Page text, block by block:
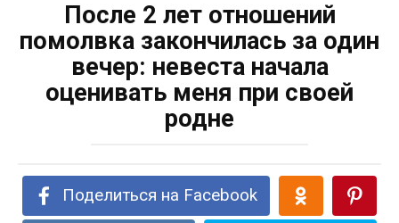
После 2 лет отношений
помолвка закончилась за один
вечер: невеста начала
оценивать меня при своей
родне
Поделиться на Facebook